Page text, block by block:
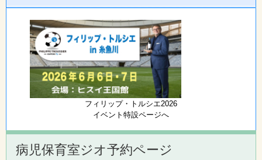
フィリップ・トルシエ2026
イベント特設ページへ
病児保育室ジオ予約ページ